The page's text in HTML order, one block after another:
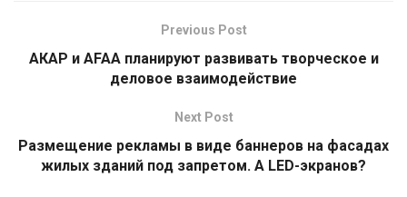
Previous Post
АКАР и AFAA планируют развивать творческое и
деловое взаимодействие
Next Post
Размещение рекламы в виде баннеров на фасадах
жилых зданий под запретом. А LED-экранов?